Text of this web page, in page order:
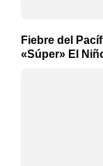
Fiebre del
«Súper» El